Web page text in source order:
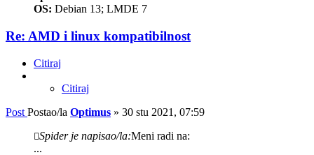
OS: Debian 13; LMDE 7
Re: AMD i linux kompatibilnost
Citiraj
Citiraj
Post Postao/la Optimus » 30 stu 2021, 07:59
Spider je napisao/la:Meni radi na:
...